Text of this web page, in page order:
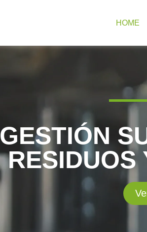
HOME
GESTIÓN
RESIDUOS